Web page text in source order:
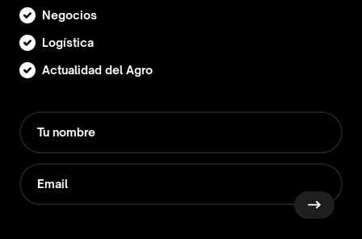
Negocios
Logística
Actualidad del Agro